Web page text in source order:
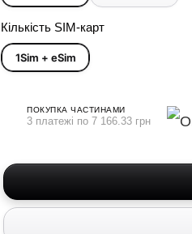
Кількість SIM-карт
1Sim + eSim
ПОКУПКА ЧАСТИНАМИ
3 платежі по 7 166.33 грн